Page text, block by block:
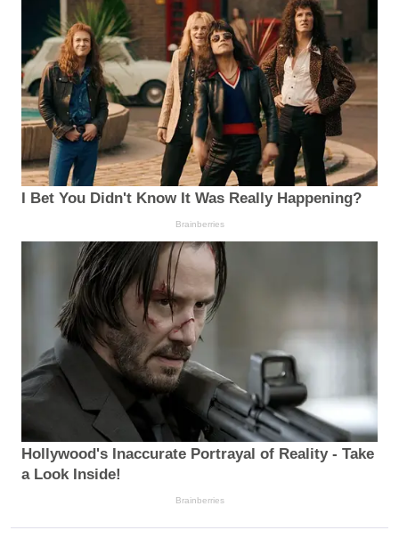
I Bet You Didn't Know It Was Really Happening?
Brainberries
Hollywood's Inaccurate Portrayal of Reality - Take
a Look Inside!
Brainberries